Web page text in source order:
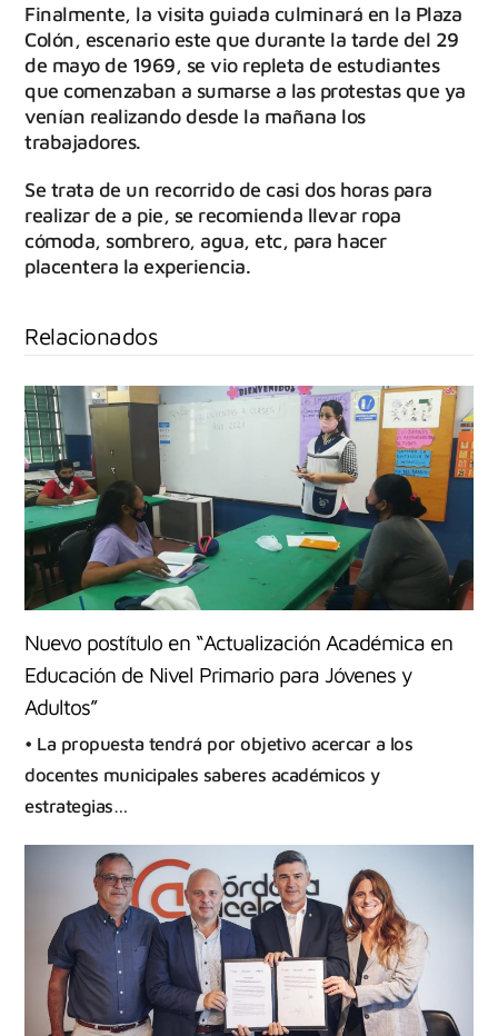
Finalmente, la visita guiada culminará en la Plaza
Colón, escenario este que durante la tarde del 29
de mayo de 1969, se vio repleta de estudiantes
que comenzaban a sumarse a las protestas que ya
venían realizando desde la mañana los
trabajadores.
Se trata de un recorrido de casi dos horas para
realizar de a pie, se recomienda llevar ropa
cómoda, sombrero, agua, etc, para hacer
placentera la experiencia.
Relacionados
Nuevo postítulo en “Actualización Académica en
Educación de Nivel Primario para Jóvenes y
Adultos”
• La propuesta tendrá por objetivo acercar a los
docentes municipales saberes académicos y
estrategias…